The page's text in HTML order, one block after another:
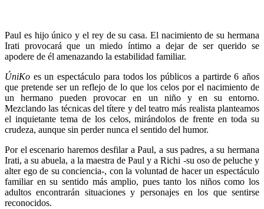
Paul es hijo único y el rey de su casa. El nacimiento de su hermana
Irati provocará que un miedo íntimo a dejar de ser querido se
apodere de él amenazando la estabilidad familiar.
ÚniKo es un espectáculo para todos los públicos a partirde 6 años
que pretende ser un reflejo de lo que los celos por el nacimiento de
un hermano pueden provocar en un niño y en su entorno.
Mezclando las técnicas del títere y del teatro más realista planteamos
el inquietante tema de los celos, mirándolos de frente en toda su
crudeza, aunque sin perder nunca el sentido del humor.
Por el escenario haremos desfilar a Paul, a sus padres, a su hermana
Irati, a su abuela, a la maestra de Paul y a Richi -su oso de peluche y
alter ego de su conciencia-, con la voluntad de hacer un espectáculo
familiar en su sentido más amplio, pues tanto los niños como los
adultos encontrarán situaciones y personajes en los que sentirse
reconocidos.